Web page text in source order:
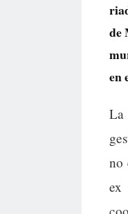
de
en
La
no
ex